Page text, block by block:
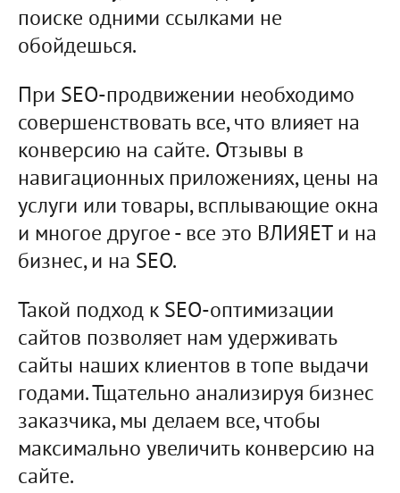
поиске одними ссылками не
обойдешься.
При SEO-продвижении необходимо
совершенствовать все, что влияет на
конверсию на сайте. Отзывы в
навигационных приложениях, цены на
услуги или товары, всплывающие окна
и многое другое - все это ВЛИЯЕТ и на
бизнес, и на SEO.
Такой подход к SEO-оптимизации
сайтов позволяет нам удерживать
сайты наших клиентов в топе выдачи
годами. Тщательно анализируя бизнес
заказчика, мы делаем все, чтобы
максимально увеличить конверсию на
сайте.